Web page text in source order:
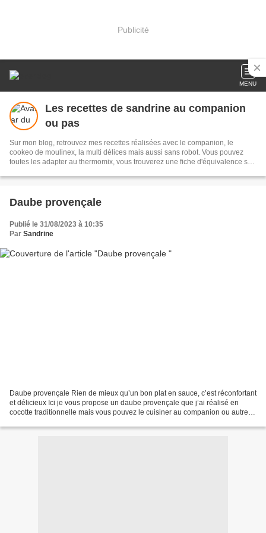
Publicité
MENU
Les recettes de sandrine au companion
ou pas
Sur mon blog, retrouvez mes recettes réalisées avec le companion, le
cookeo de moulinex, la multi délices mais aussi sans robot. Vous pouvez
toutes les adapter au thermomix, vous trouverez une fiche d'équivalence sur
Daube provençale
Publié le 31/08/2023 à 10:35
Par Sandrine
Daube provençale Rien de mieux qu’un bon plat en sauce, c’est réconfortant
et délicieux Ici je vous propose un daube provençale que j’ai réalisé en
cocotte traditionnelle mais vous pouvez le cuisiner au companion ou autre